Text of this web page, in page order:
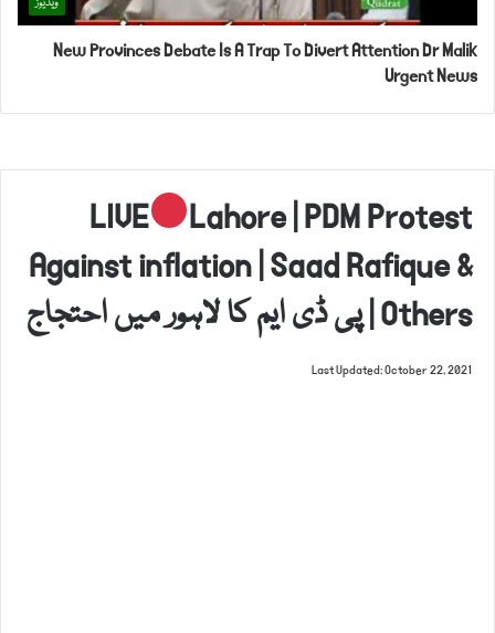
New Provinces Debate Is A Trap To Divert Attention Dr Malik
Urgent News